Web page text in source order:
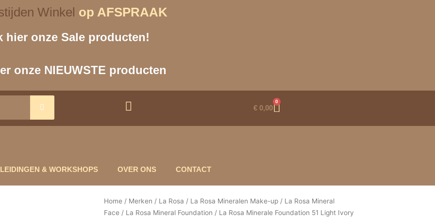
Winkel op AFSPRAAK
hier onze Sale producten!
onze NIEUWSTE producten
€0,00
0
Winkelwagen
& WORKSHOPS OVER ONS CONTACT
Home / Merken / La Rosa / La Rosa Mineralen Make-up / La Rosa Mineral
Face / La Rosa Mineral Foundation / La Rosa Minerale Foundation 51 Light Ivory